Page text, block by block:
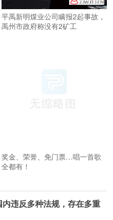
平禹新明煤业公司瞒报2起事故，
禹州市政府称没有2矿工
奖金、荣誉、免门票…唱一首歌
全都有！
违反多种法规，存在多重